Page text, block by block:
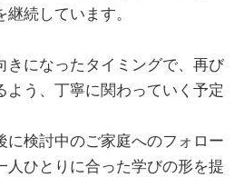
続しています。
きになったタイミングで、再び
よう、丁寧に関わっていく予定
に検討中のご家庭へのフォロー
人ひとりに合った学びの形を提